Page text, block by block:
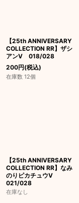
【25th ANNIVERSARY
COLLECTION RR】ザシ
アンV 018/028
200円(税込)
在庫数 12個
【25th ANNIVERSARY
COLLECTION RR】なみ
のりピカチュウV
021/028
在庫なし